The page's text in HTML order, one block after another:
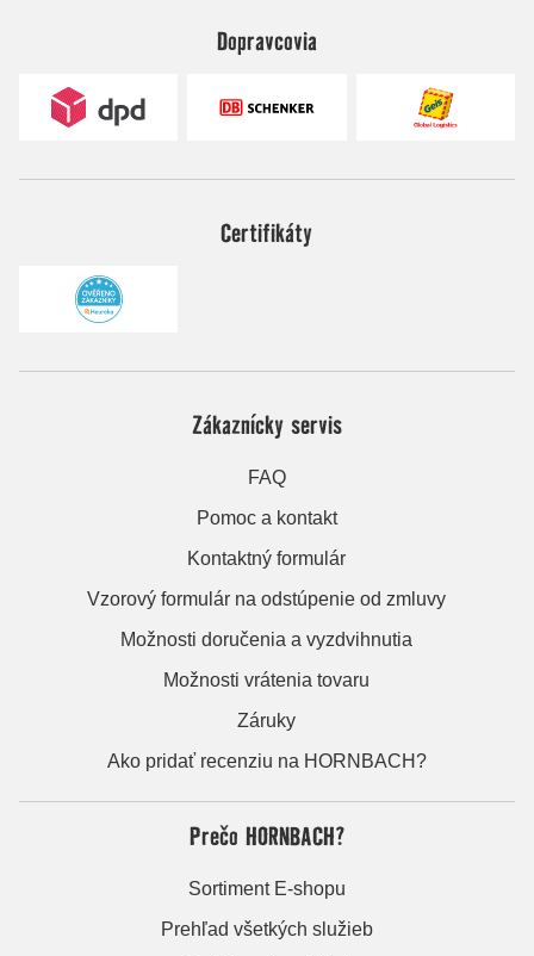
Dopravcovia
Certifikáty
Zákaznícky servis
FAQ
Pomoc a kontakt
Kontaktný formulár
Vzorový formulár na odstúpenie od zmluvy
Možnosti doručenia a vyzdvihnutia
Možnosti vrátenia tovaru
Záruky
Ako pridať recenziu na HORNBACH?
Prečo HORNBACH?
Sortiment E-shopu
Prehľad všetkých služieb